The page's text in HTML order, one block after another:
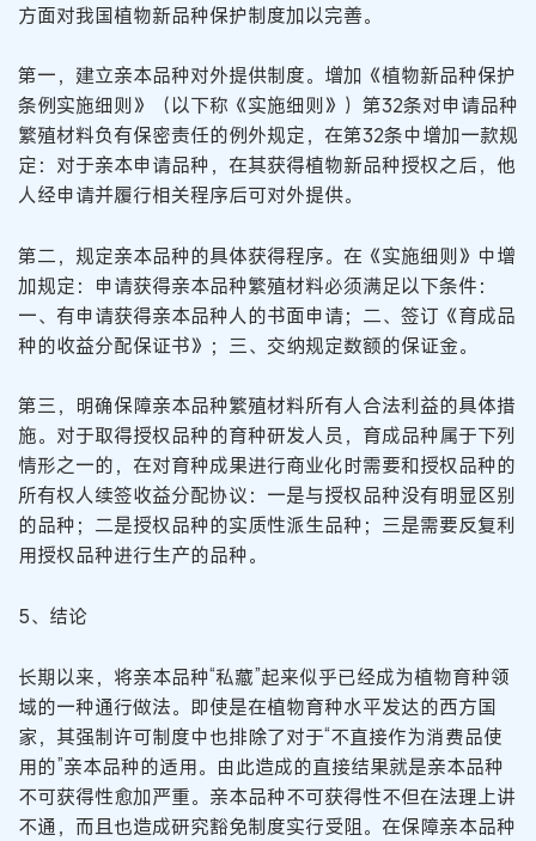
方面对我国植物新品种保护制度加以完善。
第一，建立亲本品种对外提供制度。增加《植物新品种保护
条例实施细则》（以下称《实施细则》）第32条对申请品种
繁殖材料负有保密责任的例外规定，在第32条中增加一款规
定：对于亲本申请品种，在其获得植物新品种授权之后，他
人经申请并履行相关程序后可对外提供。
第二，规定亲本品种的具体获得程序。在《实施细则》中增
加规定：申请获得亲本品种繁殖材料必须满足以下条件：
一、有申请获得亲本品种人的书面申请；二、签订《育成品
种的收益分配保证书》；三、交纳规定数额的保证金。
第三，明确保障亲本品种繁殖材料所有人合法利益的具体措
施。对于取得授权品种的育种研发人员，育成品种属于下列
情形之一的，在对育种成果进行商业化时需要和授权品种的
所有权人续签收益分配协议：一是与授权品种没有明显区别
的品种；二是授权品种的实质性派生品种；三是需要反复利
用授权品种进行生产的品种。
5、结论
长期以来，将亲本品种“私藏”起来似乎已经成为植物育种领
域的一种通行做法。即使是在植物育种水平发达的西方国
家，其强制许可制度中也排除了对于“不直接作为消费品使
用的”亲本品种的适用。由此造成的直接结果就是亲本品种
不可获得性愈加严重。亲本品种不可获得性不但在法理上讲
不通，而且也造成研究豁免制度实行受阻。在保障亲本品种